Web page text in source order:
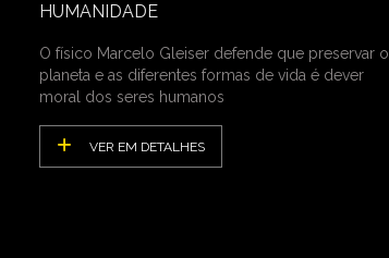
HUMANIDADE
O físico Marcelo Gleiser defende que preservar o
planeta e as diferentes formas de vida é dever
moral dos seres humanos
VER EM DETALHES